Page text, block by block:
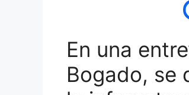
En una
Bogado, se